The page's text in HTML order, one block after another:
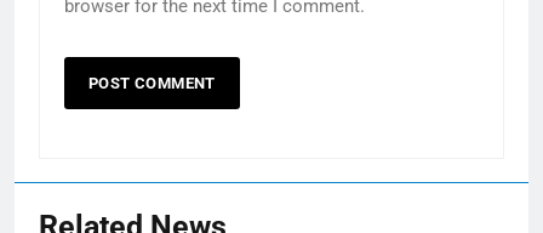
browser for the next time I comment.